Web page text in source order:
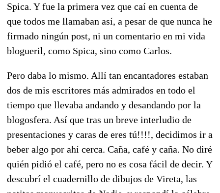
Spica. Y fue la primera vez que caí en cuenta de
que todos me llamaban así, a pesar de que nunca he
firmado ningún post, ni un comentario en mi vida
blogueril, como Spica, sino como Carlos.
Pero daba lo mismo. Allí tan encantadores estaban
dos de mis escritores más admirados en todo el
tiempo que llevaba andando y desandando por la
blogosfera. Así que tras un breve interludio de
presentaciones y caras de eres tú!!!!, decidimos ir a
beber algo por ahí cerca. Caña, café y caña. No diré
quién pidió el café, pero no es cosa fácil de decir. Y
descubrí el cuadernillo de dibujos de Vireta, las